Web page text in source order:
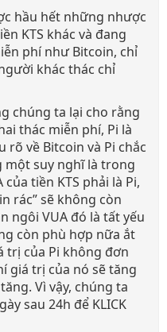
hầu hết những nhược
KTS khác và đang
phí như Bitcoin, chỉ
khác thác chỉ
chúng ta lại cho rằng
thác miễn phí, Pi là
rõ về Bitcoin và Pi chắc
một suy nghĩ là trong
tiền KTS phải là Pi,
rác” sẽ không còn
ngôi VUA đó là tất yếu
còn phù hợp nữa ắt
trị của Pi không đơn
giá trị của nó sẽ tăng
Vì vậy, chúng ta
sau 24h để KLICK